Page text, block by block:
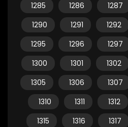
1285
1286 1287
1290
1291 1292
1295
1296 1297
1300
1301 1302
1305
1306 1307
1310
1311 1312
1315
1316 1317